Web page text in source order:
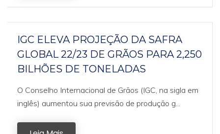
IGC ELEVA PROJEÇÃO DA SAFRA
GLOBAL 22/23 DE GRÃOS PARA 2,250
BILHÕES DE TONELADAS
O Conselho Internacional de Grãos (IGC, na sigla em
inglês) aumentou sua previsão de produção g...